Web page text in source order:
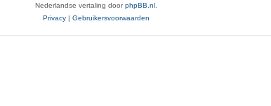
Nederlandse vertaling doorphpBB.nl
Privacy | Gebruikersvoorwaarden